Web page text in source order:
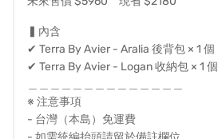
Terra Loki 陪你玩味設計
▍內含
✔ Terra By Avier - Aralia 後背包 × 1 個
✔ Terra By Avier - Logan 收納包 × 1 個
※ 注意事項
- 台灣（本島）免運費